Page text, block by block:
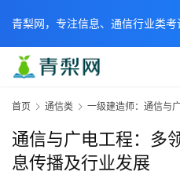
首页 通信类 一级建造师：通信与
通信与广电工程：多
息传播及行业发展
青梨网，专注信息、通信行业类考